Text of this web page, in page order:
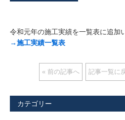
令和元年の施工実績を一覧表に追加
→施工実績一覧表
« 前の記事へ 記事一覧に
カテゴリー